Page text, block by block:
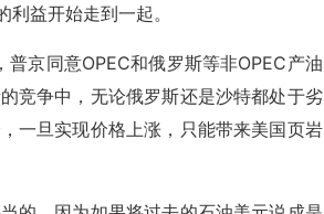
益开始走到一起。
京同意OPEC和俄罗斯等非OPEC产油
竞争中，无论俄罗斯还是沙特都处于劣
一旦实现价格上涨，只能带来美国页岩